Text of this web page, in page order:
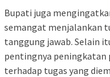
Bupati juga
semangat menjalankan
tanggung jawab. Selain
pentingnya peningkatan
terhadap tugas yang